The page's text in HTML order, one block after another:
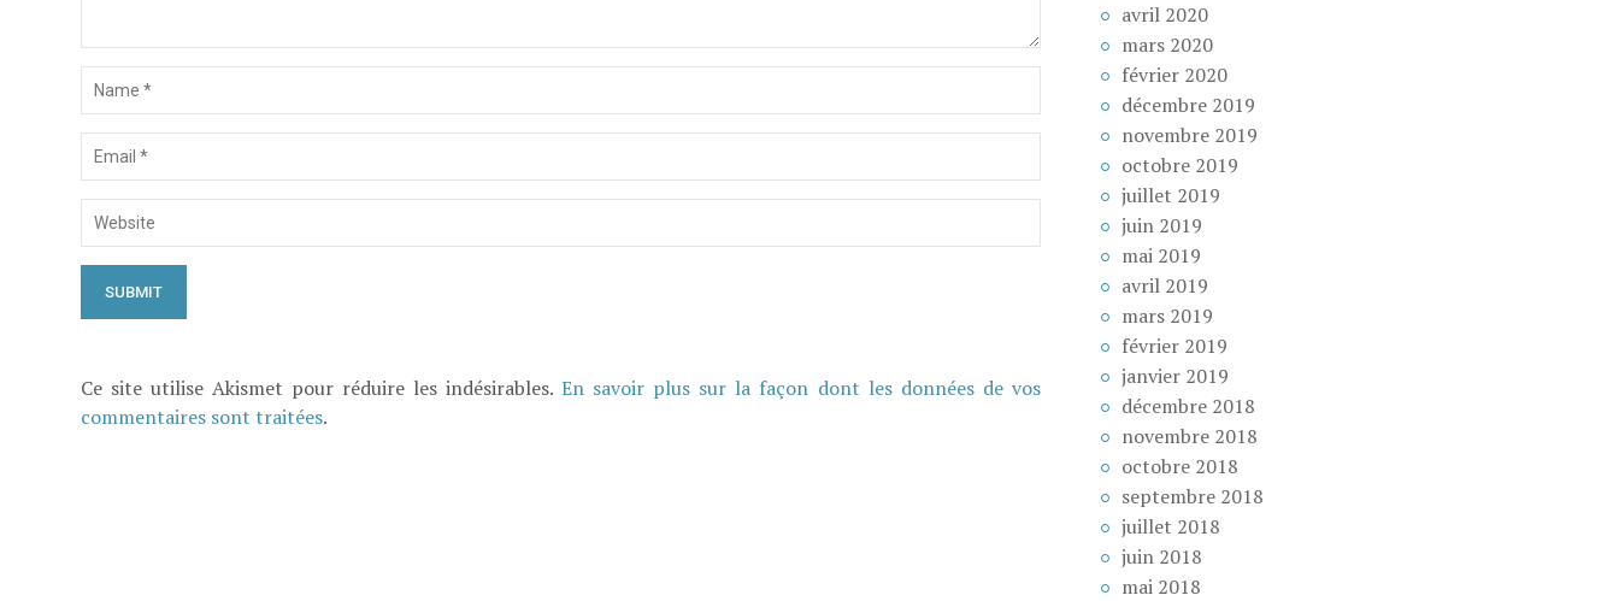
Ce site utilise Akismet pour réduire les indésirables.En savoir plus sur la façon dont les données de vos
commentaires sont traitées.
avril 2020
mars 2020
février 2020
décembre 2019
novembre 2019
octobre 2019
juillet 2019
juin 2019
mai 2019
avril 2019
mars 2019
février 2019
janvier 2019
décembre 2018
novembre 2018
octobre 2018
septembre 2018
juillet 2018
juin 2018
mai 2018